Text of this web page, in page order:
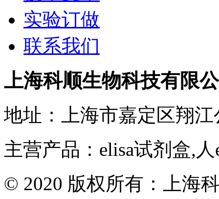
实验订做
联系我们
上海科顺生物科技有限
地址：上海市嘉定区翔江
主营产品：elisa试剂盒,
© 2020 版权所有：上海